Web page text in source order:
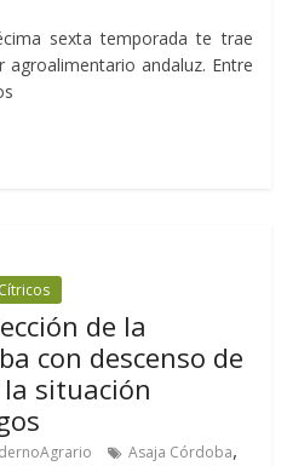
sexta temporada te trae
andaluz. Entre
Cítricos
de la
con descenso de
situación
Asaja Córdoba,